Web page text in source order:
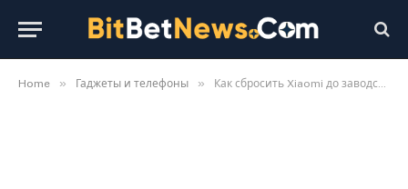
Home » Гаджеты и телефоны » Как сбросить Xiaomi до заводских настроек: полная инструкция